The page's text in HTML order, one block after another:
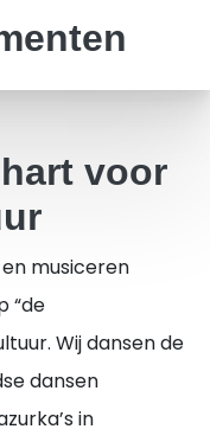
voor
musiceren
“de
Wij dansen de
dansen
in